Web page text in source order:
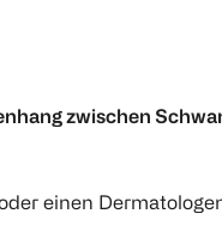
zwischen
einen